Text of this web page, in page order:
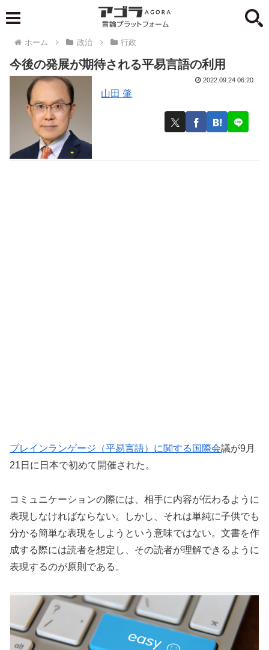
ホーム 政治 行政
今後の発展が期待される平易言語の利用
山田 肇
2022.09.24 06:20
プレインランゲージ（平易言語）に関する国際会議が9月
21日に日本で初めて開催された。
コミュニケーションの際には、相手に内容が伝わるように
表現しなければならない。しかし、それは単純に子供でも
分かる簡単な表現をしようという意味ではない。文書を作
成する際には読者を想定し、その読者が理解できるように
表現するのが原則である。